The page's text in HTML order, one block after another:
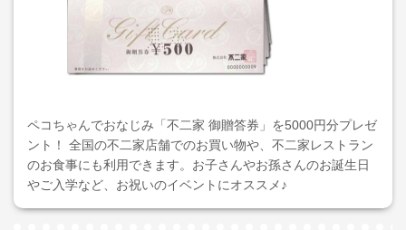
ペコちゃんでおなじみ「不二家 御贈答券」を5000円分プレゼ
ント！ 全国の不二家店舗でのお買い物や、不二家レストラン
のお食事にも利用できます。お子さんやお孫さんのお誕生日
やご入学など、お祝いのイベントにオススメ♪